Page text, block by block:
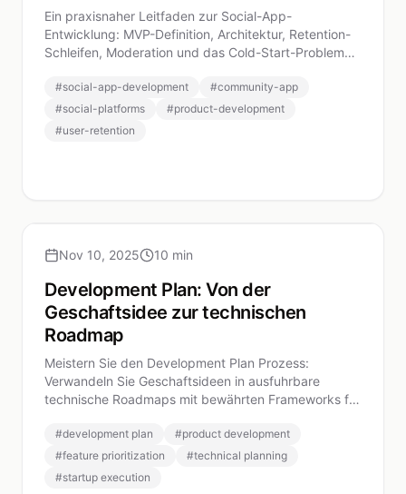
Ein praxisnaher Leitfaden zur Social-App-
Entwicklung: MVP-Definition, Architektur, Retention-
Schleifen, Moderation und das Cold-Start-Problem
#social-app-development #community-app
#social-platforms #product-development
#user-retention
Nov 10, 2025 10 min
Development Plan: Von der
Geschaftsidee zur technischen
Roadmap
Meistern Sie den Development Plan Prozess:
Verwandeln Sie Geschaftsideen in ausfuhrbare
technische Roadmaps mit bewährten Frameworks fur
#development plan #product development
#feature prioritization #technical planning
#startup execution